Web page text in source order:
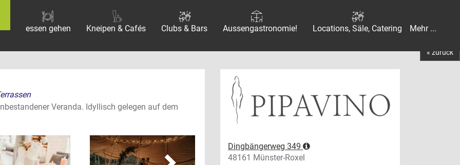
essen gehen Kneipen & Cafés Clubs & Bars Aussengastronomie! Locations, Säle, Catering Mehr ...
« zurück
Veranda. Idyllisch gelegen auf demvor
Dingbängerweg 349
48161 Münster-Roxel